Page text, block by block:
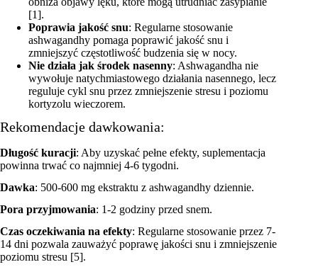
[1].
Poprawia jakość snu: Regularne stosowanie
ashwagandhy pomaga poprawić jakość snu i
zmniejszyć częstotliwość budzenia się w nocy.
Nie działa jak środek nasenny: Ashwagandha nie
wywołuje natychmiastowego działania nasennego, lecz
reguluje cykl snu przez zmniejszenie stresu i poziomu
kortyzolu wieczorem.
Rekomendacje dawkowania:
Długość kuracji: Aby uzyskać pełne efekty, suplementacja
powinna trwać co najmniej 4-6 tygodni.
Dawka: 500-600 mg ekstraktu z ashwagandhy dziennie.
Pora przyjmowania: 1-2 godziny przed snem.
Czas oczekiwania na efekty: Regularne stosowanie przez 7-
14 dni pozwala zauważyć poprawę jakości snu i zmniejszenie
poziomu stresu [5].